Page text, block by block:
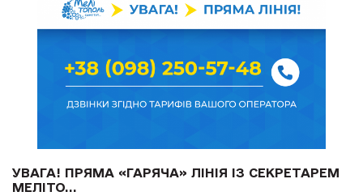
УВАГА! ПРЯМА «ГАРЯЧА» ЛІНІЯ ІЗ СЕКРЕТАРЕМ
МЕЛІТО...